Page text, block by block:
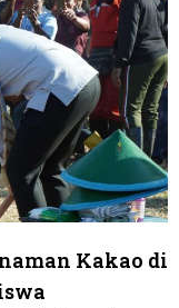
Kakao di